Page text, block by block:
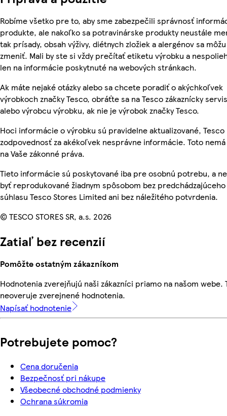
Robíme všetko pre to, aby sme zabezpečili správnosť
produkte, ale nakoľko sa potravinárske produkty neustále
tak prísady, obsah výživy, diétnych zložiek a alergénov sa môžu
zmeniť. Mali by ste si vždy prečítať etiketu výrobku a
len na informácie poskytnuté na webových stránkach.
Ak máte nejaké otázky alebo sa chcete poradiť o akýchkoľvek
výrobkoch značky Tesco, obráťte sa na Tesco zákaznícky
alebo výrobcu výrobku, ak nie je výrobok značky Tesco.
Hoci informácie o výrobku sú pravidelne aktualizované, Tesco
zodpovednosť za akékoľvek nesprávne informácie. Toto
na Vaše zákonné práva.
Tieto informácie sú poskytované iba pre osobnú potrebu, a
byť reprodukované žiadnym spôsobom bez predchádzajúceho
súhlasu Tesco Stores Limited ani bez náležitého potvrdenia.
© TESCO STORES SR, a.s. 2026
Zatiaľ bez recenzií
Pomôžte ostatným zákazníkom
Hodnotenia zverejňujú naši zákazníci priamo na našom webe.
neoveruje zverejnené hodnotenia.
Napísať hodnotenie
Potrebujete pomoc?
Cena doručenia
Bezpečnosť pri nákupe
Všeobecné obchodné podmienky
Ochrana súkromia